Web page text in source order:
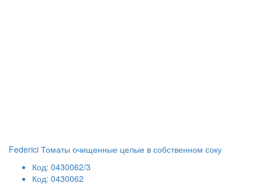
Federici Томаты очищенные целые в собственном соку
Код: 0430062/3
Код: 0430062